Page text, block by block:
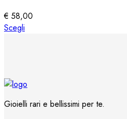
essere
€ 58,00
Scegli
Le
opzioni
possono
Gioielli rari e bellissimi per te.